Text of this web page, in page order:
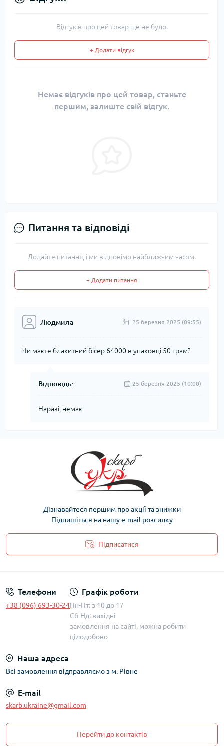
Відгуків про цей товар ще не було.
+ Додати відгук
Немає відгуків про цей товар, станьте
першим, залиште свій відгук.
Питання та відповіді
Додайте питання, і ми відповімо найближчим часом.
+ Додати питання
Людмила 25 березня 2025 (09:55)
Чи маєте блакитний бісер 64000 в упаковці 50 грам?
Відповідь: 25 березня 2025 (10:00)
Наразі, немає
Дізнавайтеся першим про акції та знижки
Підпишіться на нашу e-mail розсилку
Підписатися
Телефони
+38 (096) 693-30-24
Графік роботи
Пн-Пт: з 10 до 17
Сб-Нд: вихідні
замовлення на сайті, можна робити
цілодобово
Наша адреса
Всі замовлення відправляємо з м. Рівне
E-mail
skarb.ukraine@gmail.com
Перейти до контактів